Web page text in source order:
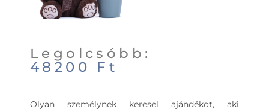
Legolcsóbb:
48200 Ft
Olyan személynek keresel ajándékot, aki